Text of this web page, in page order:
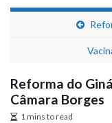
Reforma do
Câmara Borges
1 mins to read